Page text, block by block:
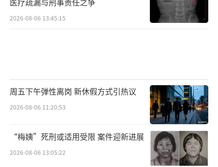
发现，钟某杰和钟某经手的绝大部分赃款，最
终转给了同学钟某宏。后者将大部分转移给境
钟某宏，2000年出生，广东乐昌人，应该
是“羞羞色漫”网站运维团队的主要负责人。
相关信息显示，他近半年时间在广东韶关某小
区活动。专案组民警立即赶到当地，在钟某宏
和钟某的住处找到了运维色情网站的电脑、手
机，以及接收赃款的多家公司营业执照、公章
2026-08-06 13:45:15
周五下午弹性离岗 新休假方式引热议
2026-08-06 11:20:53
“梅姨”死刑或适用受限 案件迎新进展
2026-08-06 13:05:22